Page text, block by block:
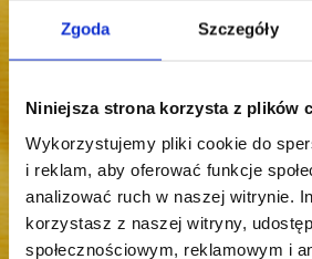
Zgoda Szczegóły
Niniejsza strona korzysta z plików
Wykorzystujemy pliki cookie do
i reklam, aby oferować funkcje
analizować ruch w naszej witrynie.
korzystasz z naszej witryny,
społecznościowym, reklamowym i